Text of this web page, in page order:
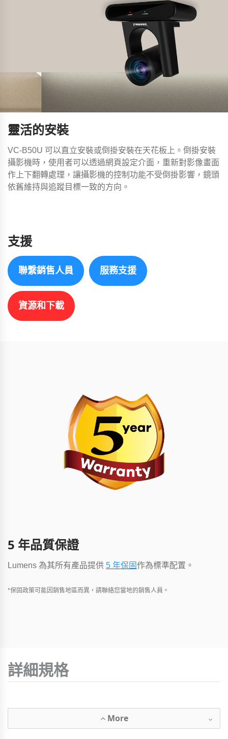
靈活的安裝
VC-B50U 可以直立安裝或倒掛安裝在天花板上。倒掛安裝
攝影機時，使用者可以透過網頁設定介面，重新對影像畫面
作上下翻轉處理，讓攝影機的控制功能不受倒掛影響，鏡頭
依舊維持與追蹤目標一致的方向。
支援
聯繫銷售人員 服務支援
資源和下載
5 年品質保證
Lumens 為其所有產品提供 5 年保固作為標準配置。
*保固政策可能因銷售地區而異，請聯絡您當地的銷售人員。
詳細規格
More